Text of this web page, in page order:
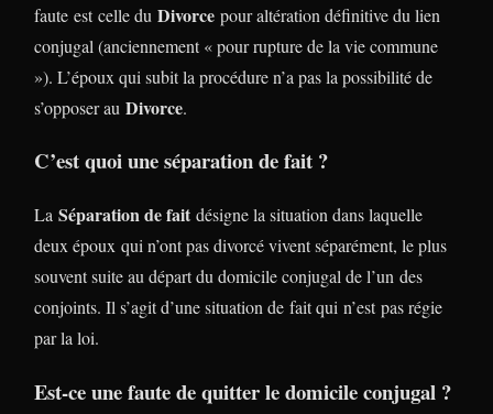
faute est celle du Divorce pour altération définitive du lien
conjugal (anciennement « pour rupture de la vie commune
»). L’époux qui subit la procédure n’a pas la possibilité de
s’opposer au Divorce.
C’est quoi une séparation de fait ?
La Séparation de fait désigne la situation dans laquelle
deux époux qui n’ont pas divorcé vivent séparément, le plus
souvent suite au départ du domicile conjugal de l’un des
conjoints. Il s’agit d’une situation de fait qui n’est pas régie
par la loi.
Est-ce une faute de quitter le domicile conjugal ?